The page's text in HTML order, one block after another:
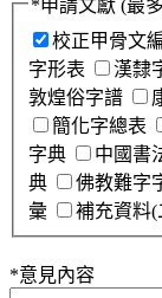
*申請文獻 (最
校正甲骨文
字形表
漢隸
敦煌俗字譜
簡化字總表
字典
中國書
典
佛教難字
彙
補充資料(
*意見內容